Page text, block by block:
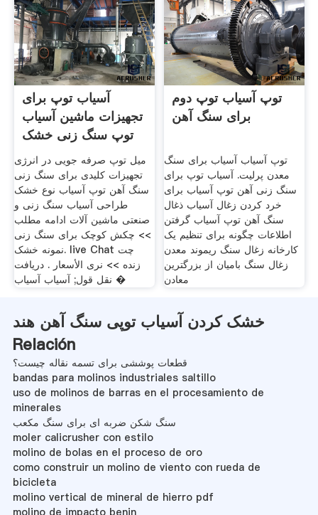
آسیاب توپ برای
تجهیزات ماشین آسیاب
توپ سنگ زنی خشک
میل توپ صرفه جویی در انرژی
تجهیزات کلیدی برای سنگ زنی
سنگ آهن توپ آسیاب نوع خشک
طراحی آسیاب سنگ زنی و
صنعتی ماشین آلات ادامه مطلب
>> چکش کوچک برای سنگ زنی
نمونه خشک. live Chat چت
زنده >> نرى الأسعار . دریافت
نقل قول; آسیاب آسیاب �
توپ آسیاب توپ دوم
برای سنگ آهن
توپ آسیاب آسیاب برای سنگ
معدن پرلیت. آسیاب توپ برای
سنگ زنی آهن توپ آسیاب برای
خرد کردن زغال آسیاب ذغال
سنگ آهن توپ آسیاب گرفتن
اطلاعات چگونه برای تنظیم یک
کارخانه زغال سنگ ریموند معدن
زغال سنگ بامیان از بزرگترین
معادن
خشک کردن آسیاب توپی سنگ آهن هند
Relación
قطعات پوششی برای تسمه نقاله چیست؟
bandas para molinos industriales saltillo
uso de molinos de barras en el procesamiento de
minerales
سنگ شکن ضربه ای برای سنگ مکعب
moler calicrusher con estilo
molino de bolas en el proceso de oro
como construir un molino de viento con rueda de
bicicleta
molino vertical de mineral de hierro pdf
molino de impacto benin